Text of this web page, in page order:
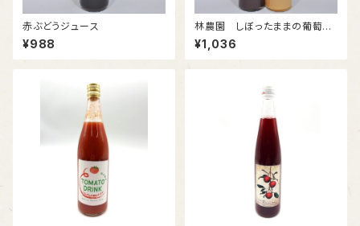
赤ぶどうジュース
¥988
林農園 しぼったままの葡萄じ
ゅうす ナイヤガラ
¥1,036